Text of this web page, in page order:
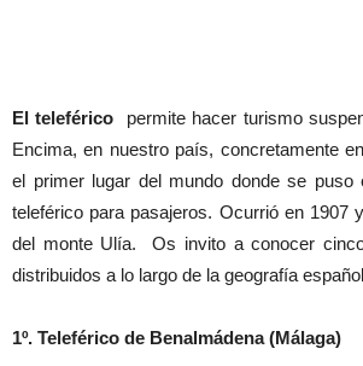
El teleférico permite hacer turismo
Encima, en nuestro país, concretamente
el primer lugar del mundo donde se puso
teleférico para pasajeros. Ocurrió en 1907
del monte Ulía. Os invito a conocer
distribuidos a lo largo de la geografía
1º. Teleférico de Benalmádena (Málaga)